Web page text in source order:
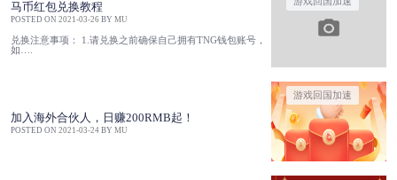
马币红包兑换教程
POSTED ON 2021-03-26 BY MU
兑换注意事项： 1.请兑换之前确保自己拥有TNG钱包账号，
如….
游戏回国加速
加入海外合伙人，日赚200RMB起！
POSTED ON 2021-03-24 BY MU